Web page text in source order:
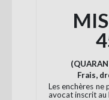
Frais,
Les enchères ne
avocat inscrit au